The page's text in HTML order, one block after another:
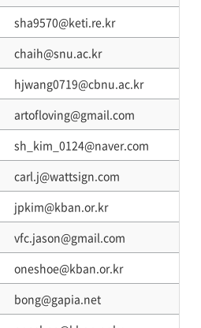
sha9570@keti.re.kr
chaih@snu.ac.kr
hjwang0719@cbnu.ac.kr
artofloving@gmail.com
sh_kim_0124@naver.com
carl.j@wattsign.com
jpkim@kban.or.kr
vfc.jason@gmail.com
oneshoe@kban.or.kr
bong@gapia.net